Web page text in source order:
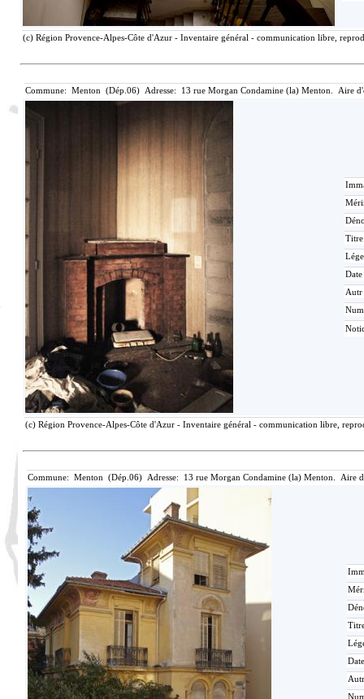
(c) Région Provence-Alpes-Côte d'Azur - Inventaire général - communication libre,
Commune: Menton (Dép.06) Adresse: 13 rue Morgan Condamine (la) Menton. Aire
Autr
(c) Région Provence-Alpes-Côte d'Azur - Inventaire général - communication libre,
Commune: Menton (Dép.06) Adresse: 13 rue Morgan Condamine (la) Menton. Aire
Autr